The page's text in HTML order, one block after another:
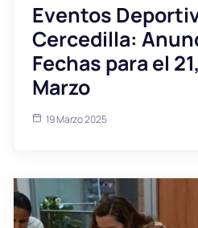
Eventos
Cercedilla:
Fechas para el
Marzo
19 Marzo 2025